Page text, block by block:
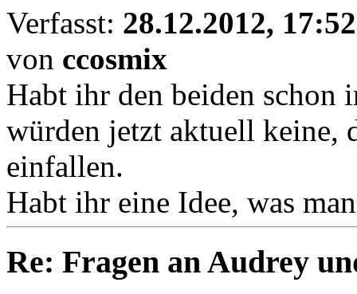
Verfasst: 28.12.2012, 17:52
von ccosmix
Habt ihr den beiden schon
würden jetzt aktuell keine,
einfallen.
Habt ihr eine Idee, was
Re: Fragen an Audrey